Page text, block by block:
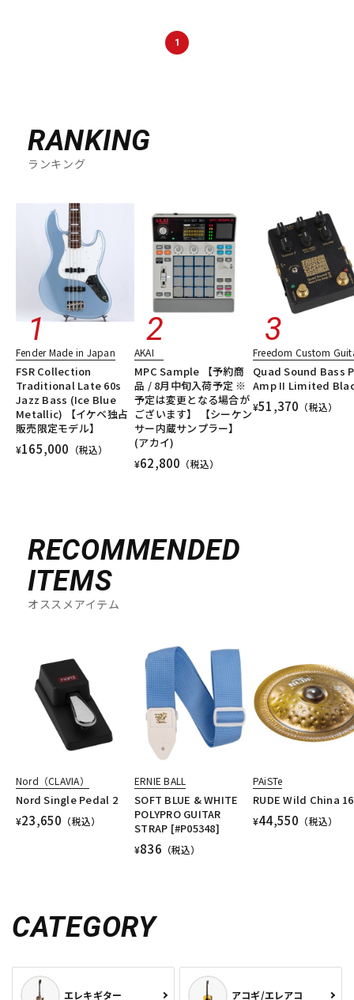
1
RANKING
ランキング
Fender Made in Japan
FSR Collection
Traditional Late 60s
Jazz Bass (Ice Blue
Metallic) 【イケベ独占
販売限定モデル】
¥165,000 （税込）
AKAI
MPC Sample 【予約商
品 / 8月中旬入荷予定 ※
予定は変更となる場合が
ございます】 【シーケン
サー内蔵サンプラー】
(アカイ)
¥62,800 （税込）
Freedom Custom
Quad Sound Bass
Amp II Limited
¥51,370 （税込）
RECOMMENDED
ITEMS
オススメアイテム
Nord（CLAVIA）
Nord Single Pedal 2
¥23,650 （税込）
ERNIE BALL
SOFT BLUE & WHITE
POLYPRO GUITAR
STRAP [#P05348]
¥836 （税込）
PAiSTe
RUDE Wild China 16
¥44,550 （税込）
CATEGORY
エレキギター アコギ/エレアコ